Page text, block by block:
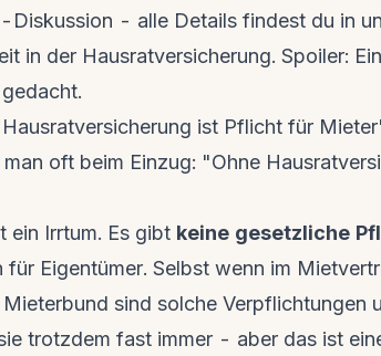
Diskussion - alle Details findest du in
in der Hausratversicherung. Spoiler:
ist Pflicht für
man oft beim Einzug: "Ohne
ein Irrtum. Es gibt keine gesetzliche
für Eigentümer. Selbst wenn im
sind solche Verpflichtungen
trotzdem fast immer - aber das ist